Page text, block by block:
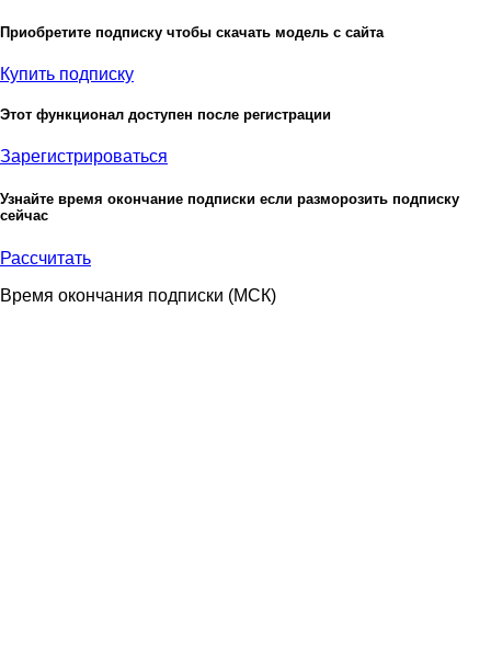
Приобретите подписку чтобы скачать модель с сайта
Купить подписку
Этот функционал доступен после регистрации
Зарегистрироваться
Узнайте время окончание подписки если разморозить подписку
сейчас
Рассчитать
Время окончания подписки (МСК)